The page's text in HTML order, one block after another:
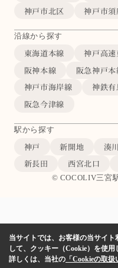
神戸市北区
神戸市須
沿線から探す
東海道本線 神戸高
阪神本線
阪急神戸本
神戸市海岸線
神鉄
阪急今津線
駅から探す
神戸 新開地 湊川
新長田
西宮北口
© COCOLIV三宮
当サイトでは、お客様の当サイ
して、クッキー（Cookie）を使用
詳しくは、当社の 「Cookieの取扱